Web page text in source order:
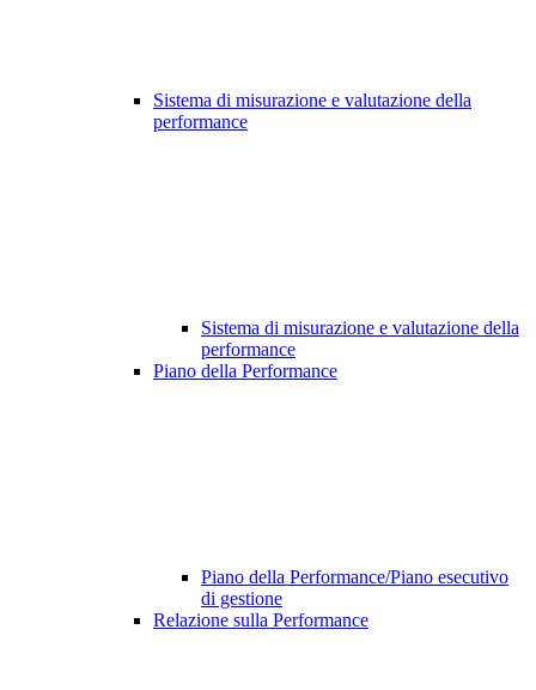
Sistema di misurazione e valutazione della
performance
Sistema di misurazione e valutazione della
performance
Piano della Performance
Piano della Performance/Piano esecutivo
di gestione
Relazione sulla Performance